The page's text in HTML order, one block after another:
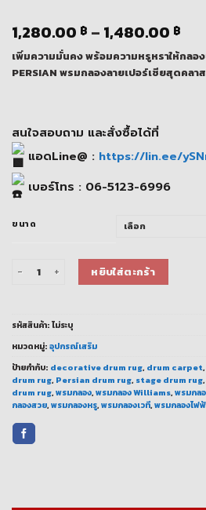
1,280.00 ฿ – 1,480.00 ฿
เพิ่มความมั่นคง พร้อมความหรูหราให้กล
PERSIAN พรมกลองลายเปอร์เซียสุดคลา
สนใจสอบถาม และสั่งซื้อได้ที่
แอดLine@ : https://lin.ee/
เบอร์โทร : 06-5123-6996
ขนาด
จำนวน พรมกลอง Williams WDR-PERSIAN
หยิบใส่ตะกร้า
รหัสสินค้า:ไม่ระบุ
หมวดหมู่:อุปกรณ์เสริม
ป้ายกำกับ: decorative drum rug, drum carpet,
drum rug, Persian drum rug, stage drum rug,
drum rug,พรมกลอง,พรมกลอง Williams,พรมกล
กลองสวย,พรมกลองหรู,พรมกลองเวที,พรมกลองไฟฟ้